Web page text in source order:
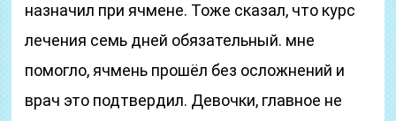
назначил при ячмене. Тоже сказал, что курс
лечения семь дней обязательный. мне
помогло, ячмень прошёл без осложнений и
врач это подтвердил. Девочки, главное не